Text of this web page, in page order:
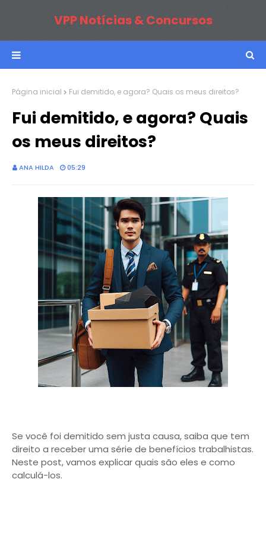
VPP Notícias & Concursos
Página inicial Fui demitido, e agora? Quais os meus direitos?
Fui demitido, e agora? Quais
os meus direitos?
ANA HILDA 05:29
Se você foi demitido sem justa causa, saiba que tem
direito a receber uma série de benefícios trabalhistas.
Neste post, vamos explicar quais são eles e como
calculá-los.